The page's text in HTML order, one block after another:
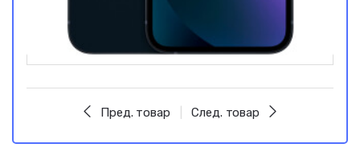
Пред. товар След. товар